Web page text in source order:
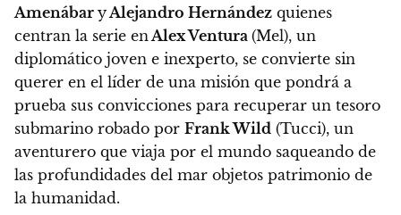
Amenábar yAlejandro Hernández quienes
centran la serie enAlex Ventura (Mel), un
diplomático joven e inexperto, se convierte sin
querer en el líder de una misión que pondrá a
prueba sus convicciones para recuperar un tesoro
submarino robado por Frank Wild (Tucci), un
aventurero que viaja por el mundo saqueando de
las profundidades del mar objetos patrimonio de
la humanidad.